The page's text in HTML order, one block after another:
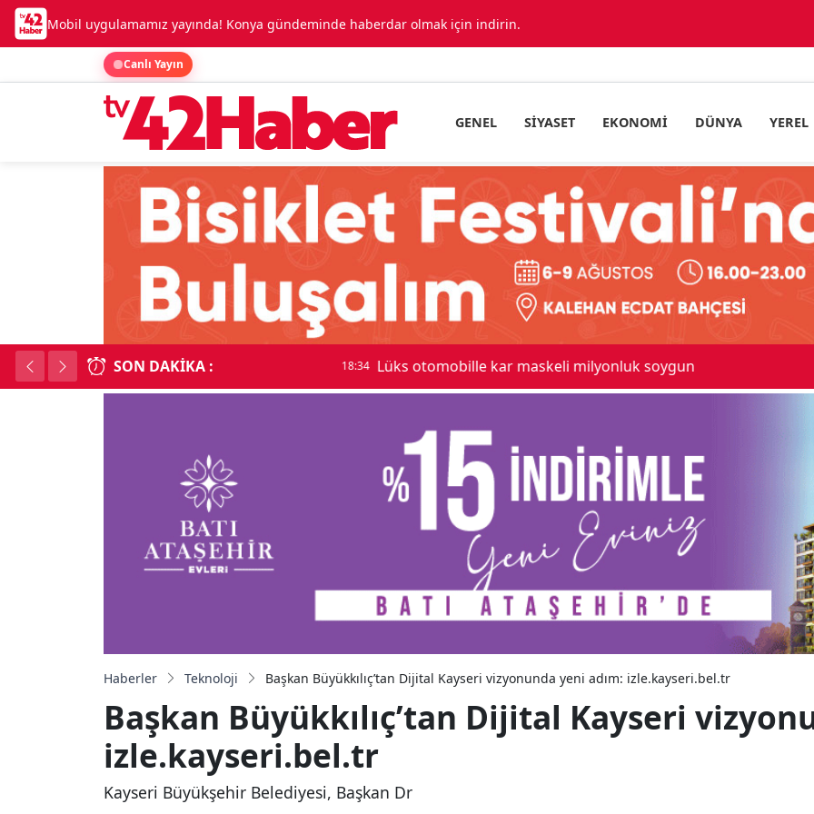
Mobil uygulamamız yayında! Konya gündeminde haberdar olmak için indirin.
Canlı Yayın
GENEL SIYASET EKONOMI DÜNYA YEREL
SON DAKIKA : Lüks otomobille kar maskeli milyonluk soygun
Haberler Teknoloji Başkan Büyükkılıç’tan Dijital Kayseri vizyonunda yeni adım: izle.kayseri.bel.tr
Başkan Büyükkılıç’tan Dijital Kayseri
izle.kayseri.bel.tr
Kayseri Büyükşehir Belediyesi, Başkan Dr